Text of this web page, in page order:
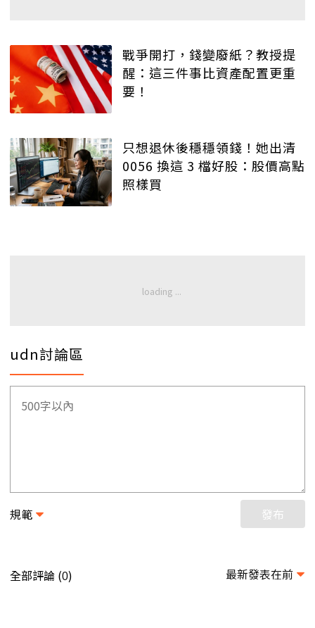
戰爭開打，錢變廢紙？教授提
醒：這三件事比資產配置更重
要！
只想退休後穩穩領錢！她出清
0056 換這 3 檔好股：股價高點
照樣買
udn討論區
規範 發布
全部評論 (0) 最新發表在前